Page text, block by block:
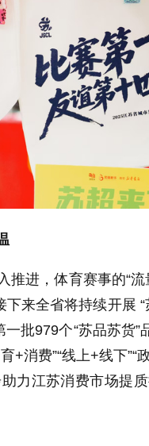
推进，体育赛事的“
来全省将持续开展
一批979个“苏品苏货”
+消费”“线上+线下”“
力江苏消费市场提